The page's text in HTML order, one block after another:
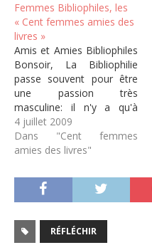
Femmes Bibliophiles, les
« Cent femmes amies des
livres »
Amis et Amies Bibliophiles
Bonsoir, La Bibliophilie
passe souvent pour être
une passion très
masculine: il n'y a qu'à
parcourir les travées du
Salon du Grand Palais ou
celles du marché Georges
convaincu.Les
interventions sur le blog
essentiellement
masculines d'ailleurs, et
4 juillet 2009
Dans "Cent femmes
amies des livres"
RÉFLÉCHIR